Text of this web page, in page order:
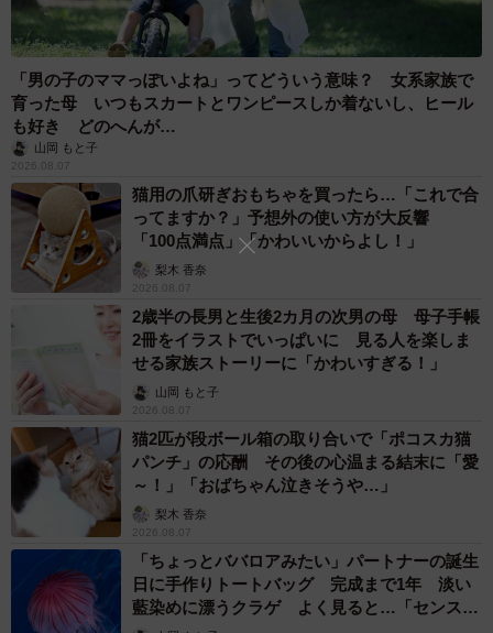
「男の子のママっぽいよね」ってどういう意味？ 女系家族で
育った母 いつもスカートとワンピースしか着ないし、ヒール
も好き どのへんが…
山岡 もと子
2026.08.07
猫用の爪研ぎおもちゃを買ったら…「これで合
ってますか？」予想外の使い方が大反響
「100点満点」「かわいいからよし！」
梨木 香奈
2026.08.07
2歳半の長男と生後2カ月の次男の母 母子手帳
2冊をイラストでいっぱいに 見る人を楽しま
せる家族ストーリーに「かわいすぎる！」
山岡 もと子
2026.08.07
猫2匹が段ボール箱の取り合いで「ポコスカ猫
パンチ」の応酬 その後の心温まる結末に「愛
～！」「おばちゃん泣きそうや…」
梨木 香奈
2026.08.07
「ちょっとババロアみたい」パートナーの誕生
日に手作りトートバッグ 完成まで1年 淡い
藍染めに漂うクラゲ よく見ると…「センスす